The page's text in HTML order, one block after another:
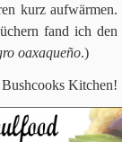
kurz auf­wär­men.
fand ich den
oax­a­queño.)
Kitchen!